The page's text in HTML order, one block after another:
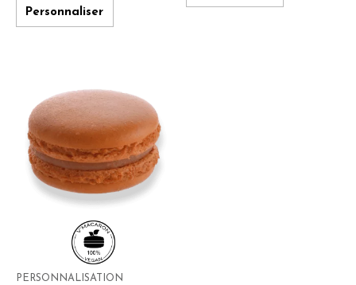
Personnaliser
PERSONNALISATION